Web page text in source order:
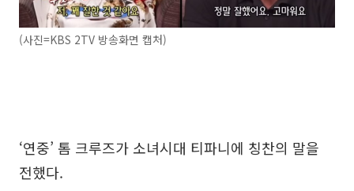
(사진=KBS 2TV 방송화면 캡처)
‘연중’ 톰 크루즈가 소녀시대 티파니에 칭찬의 말을
전했다.